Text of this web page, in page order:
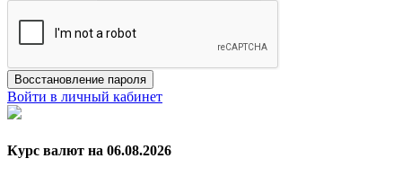
Восстановление пароля
Войти в личный кабинет
Курс валют на 06.08.2026